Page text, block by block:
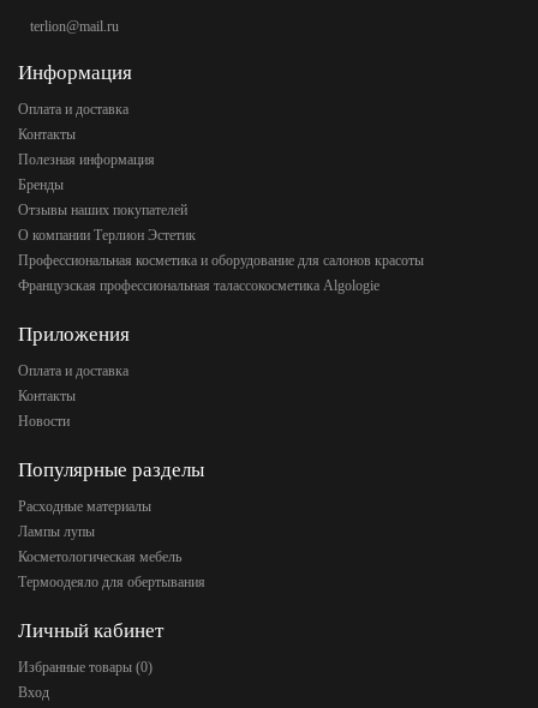
terlion@mail.ru
Информация
Оплата и доставка
Контакты
Полезная информация
Бренды
Отзывы наших покупателей
О компании Терлион Эстетик
Профессиональная косметика и оборудование для салонов красоты
Французская профессиональная талассокосметика Algologie
Приложения
Оплата и доставка
Контакты
Новости
Популярные разделы
Расходные материалы
Лампы лупы
Косметологическая мебель
Термоодеяло для обертывания
Личный кабинет
Избранные товары (0)
Вход